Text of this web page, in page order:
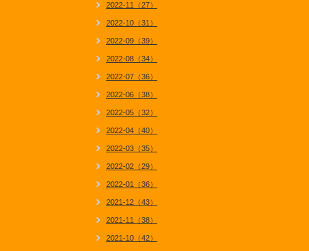
2022-11（27）
2022-10（31）
2022-09（39）
2022-08（34）
2022-07（36）
2022-06（38）
2022-05（32）
2022-04（40）
2022-03（35）
2022-02（29）
2022-01（36）
2021-12（43）
2021-11（38）
2021-10（42）